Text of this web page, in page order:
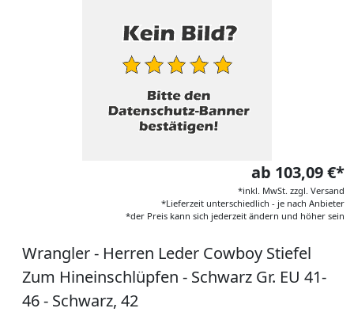
ab 103,09 €*
*inkl. MwSt. zzgl. Versand
*Lieferzeit unterschiedlich - je nach Anbieter
*der Preis kann sich jederzeit ändern und höher sein
Wrangler - Herren Leder Cowboy Stiefel
Zum Hineinschlüpfen - Schwarz Gr. EU 41-
46 - Schwarz, 42